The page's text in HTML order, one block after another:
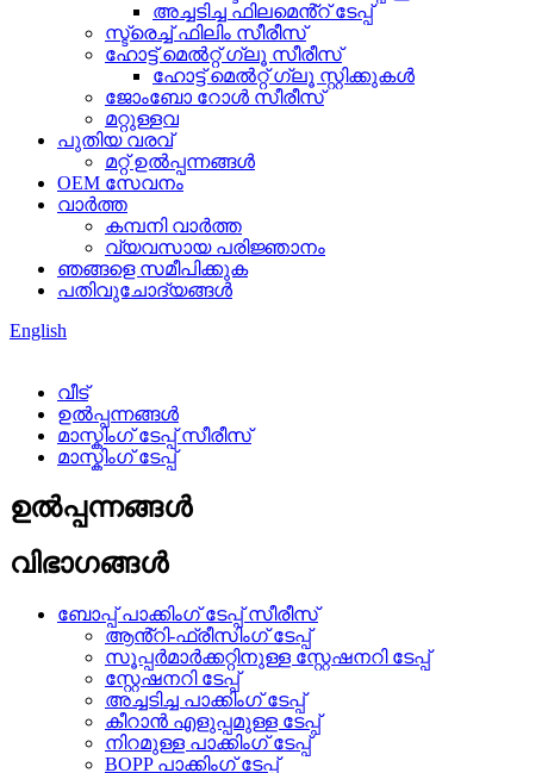
അച്ചടിച്ച ഫിലമെൻ്റ് ടേപ്പ്
സ്ട്രെച്ച് ഫിലിം സീരീസ്
ഹോട്ട് മെൽറ്റ് ഗ്ലൂ സീരീസ്
ഹോട്ട് മെൽറ്റ് ഗ്ലൂ സ്റ്റിക്കുകൾ
ജോംബോ റോൾ സീരീസ്
മറ്റുള്ളവ
പുതിയ വരവ്
മറ്റ് ഉൽപ്പന്നങ്ങൾ
OEM സേവനം
വാർത്ത
കമ്പനി വാർത്ത
വ്യവസായ പരിജ്ഞാനം
ഞങ്ങളെ സമീപിക്കുക
പതിവുചോദ്യങ്ങൾ
English
വീട്
ഉൽപ്പന്നങ്ങൾ
മാസ്കിംഗ് ടേപ്പ് സീരീസ്
മാസ്കിംഗ് ടേപ്പ്
ഉൽപ്പന്നങ്ങൾ
വിഭാഗങ്ങൾ
ബോപ്പ് പാക്കിംഗ് ടേപ്പ് സീരീസ്
ആൻ്റി-ഫ്രീസിംഗ് ടേപ്പ്
സൂപ്പർമാർക്കറ്റിനുള്ള സ്റ്റേഷനറി ടേപ്പ്
സ്റ്റേഷനറി ടേപ്പ്
അച്ചടിച്ച പാക്കിംഗ് ടേപ്പ്
കീറാൻ എളുപ്പമുള്ള ടേപ്പ്
നിറമുള്ള പാക്കിംഗ് ടേപ്പ്
BOPP പാക്കിംഗ് ടേപ്പ്